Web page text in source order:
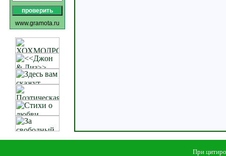
www.gramota.ru
При